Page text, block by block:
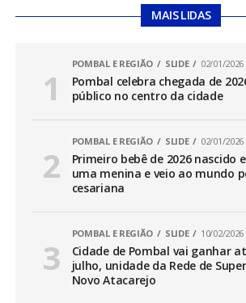
MAIS LIDAS
POMBAL E REGIÃO SLIDE 02/01/2026
Pombal celebra chegada de
público no centro da cidade
POMBAL E REGIÃO SLIDE 02/01/2026
Primeiro bebê de 2026 nascido
uma menina e veio ao mundo
cesariana
POMBAL E REGIÃO SLIDE 10/02/2026
Cidade de Pombal vai ganhar
julho, unidade da Rede de
Novo Atacarejo